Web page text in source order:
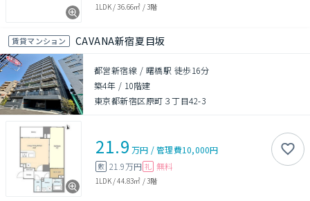
1LDK/36.66㎡ /3階
賃貸マンション CAVANA新宿夏目坂
都営新宿線 / 曙橋駅 徒歩16分
築4年 / 10階建
東京都新宿区原町３丁目42-3
21.9 万円 /管理費10,000円
敷 21.9万円 礼 無料
1LDK/44.83㎡ /3階